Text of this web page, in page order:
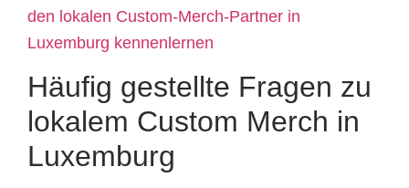
den lokalen Custom-Merch-Partner in
Luxemburg kennenlernen
Häufig gestellte Fragen zu
lokalem Custom Merch in
Luxemburg